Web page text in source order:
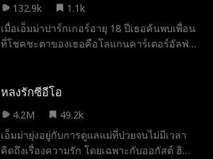
เมื่อเขารู้ว่าเขาทำผิดพลาดครั้งใหญ่ที่สุดใน
ชีวิต? คิระจะยอมให้เขาชดใช้...หรือตกหลุมรัก
เขาซ้ำแล้วซ้ำเล่า?
132.9k
1.1k
เมื่อเอ็มม่าปาร์กเกอร์อายุ 18 ปีเธอค้นพบเพื่อน
ที่โชคชะตาของเธอคือโลแกนคาร์เตอร์อัลฟ่า
หลังจากนั้นไม่นานเอ็มม่าก็รู้ว่าเธอไม่ใช่
กำลังตามเธอมา อัลฟ่าโลแกนปฏิเสธเอ็มม่าดัง
นั้นทำไมเขาถึงเต็มใจที่จะเสี่ยงต่อการรักษา
เอ็มม่าให้ปลอดภัย?
หลงรักซีอีโอ
4.2M
49.2k
เอ็มม่ายุ่งอยู่กับการดูแลแม่ที่ป่วยจนไม่มีเวลา
คิดถึงเรื่องความรัก โดยเฉพาะกับออกัสต์ ฮิ